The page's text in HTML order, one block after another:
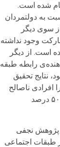
شده است.
به دولتمردان
سوی دیگر
وجود نداشته
است. از دیگر
رابطه طبقه
نتایج تحقیق
نظام پهلوی را افرادی ناصالح
می‌دانند. تحقیق دیگری در همین باره که توسط دانشگاه ملی صورت گرفته است و در همایش شیراز ارائه شد، نشان می‌دهد که ۵۰ درصد
پژوهش نجفی
طبقات اجتماعی